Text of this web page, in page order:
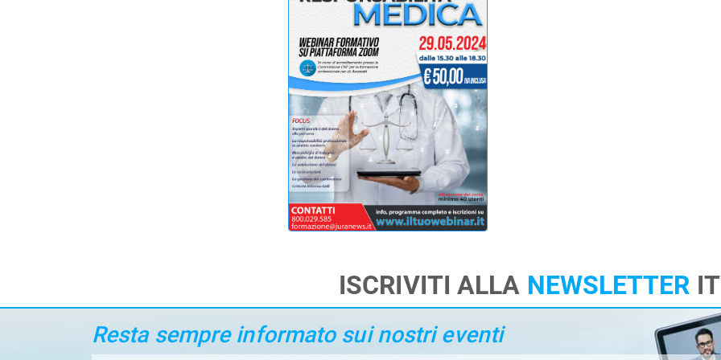
ISCRIVITI ALLA NEWSLETTER
Resta sempre informato sui nostri eventi